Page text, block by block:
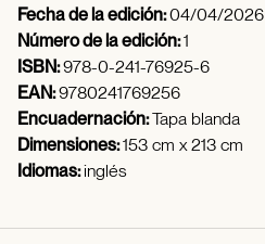
Fecha de la edición:04/04/2026
Número de la edición:1
ISBN:978-0-241-76925-6
EAN:9780241769256
Encuadernación:Tapa blanda
Dimensiones:153 cm x 213 cm
Idiomas:inglés